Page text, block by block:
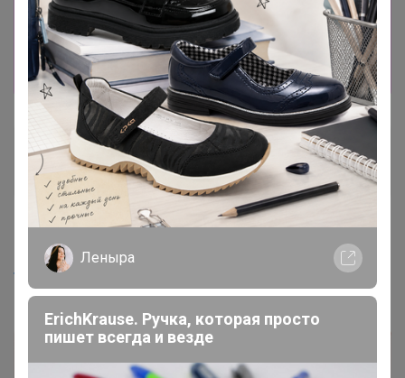
Информация о заказах доступна
лишь членам клуба
Показать
Крис
Гений СП
TanyaPK
Леныра
ErichKrause. Ручка, которая просто
пишет всегда и везде